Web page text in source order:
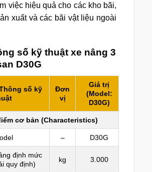
việc hiệu quả cho các kho bãi,
xuất và các bãi vật liệu ngoài
số kỹ thuật xe nâng 3
D30G
số kỹ
Đơn
vị
Giá trị
(Model:
D30G)
cơ bản (Characteristics)
– D30G
định mức
quy định)
kg 3.000